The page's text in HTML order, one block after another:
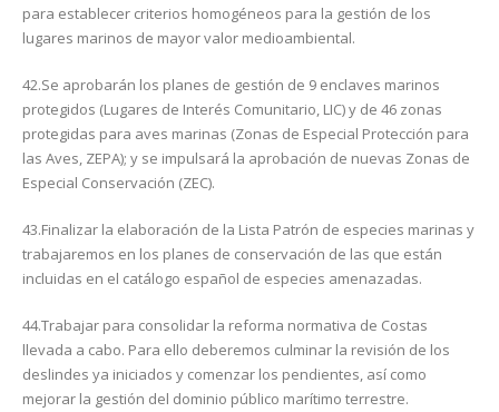
para establecer criterios homogéneos para la gestión de los
lugares marinos de mayor valor medioambiental.
42.Se aprobarán los planes de gestión de 9 enclaves marinos
protegidos (Lugares de Interés Comunitario, LIC) y de 46 zonas
protegidas para aves marinas (Zonas de Especial Protección para
las Aves, ZEPA); y se impulsará la aprobación de nuevas Zonas de
Especial Conservación (ZEC).
43.Finalizar la elaboración de la Lista Patrón de especies marinas y
trabajaremos en los planes de conservación de las que están
incluidas en el catálogo español de especies amenazadas.
44.Trabajar para consolidar la reforma normativa de Costas
llevada a cabo. Para ello deberemos culminar la revisión de los
deslindes ya iniciados y comenzar los pendientes, así como
mejorar la gestión del dominio público marítimo terrestre.